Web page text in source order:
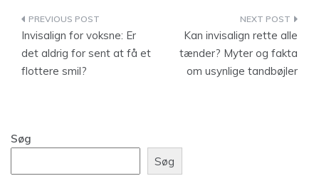
Indlægsnavigation
Invisalign for voksne: Er
det aldrig for sent at få et
flottere smil?
Kan invisalign rette alle
tænder? Myter og fakta
om usynlige tandbøjler
Søg
Søg